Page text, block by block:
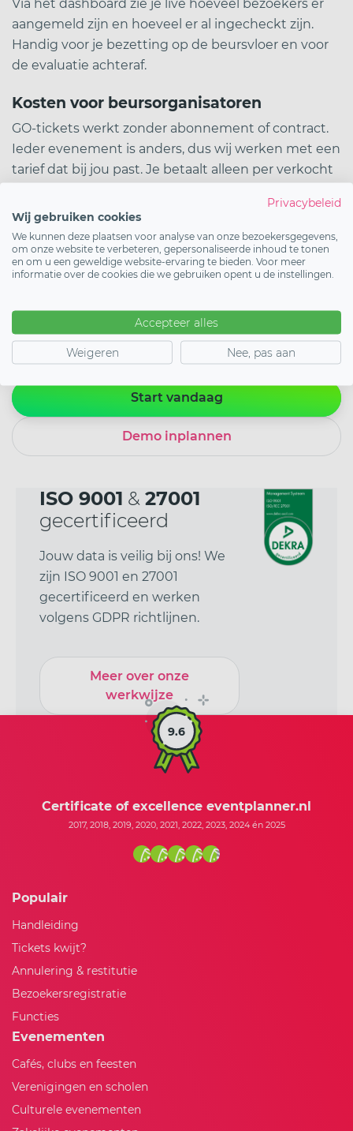
Via het dashboard zie je live hoeveel bezoekers er
aangemeld zijn en hoeveel er al ingecheckt zijn.
Handig voor je bezetting op de beursvloer en voor
de evaluatie achteraf.
Kosten voor beursorganisatoren
GO-tickets werkt zonder abonnement of contract.
Ieder evenement is anders, dus wij werken met een
tarief dat bij jou past. Je betaalt alleen per verkocht
abonnement. Start vandaag vrijblijvend en ontvang
persoonlijk advies van ons team over het tarief dat
het beste aansluit bij jouw situatie.
hier de voorbeeldshop, we laten je graag zien hoe je
binnen een paar minuten live kunt gaan.
Start vandaag
Demo inplannen
ISO 9001 & 27001
gecertificeerd
Jouw data is veilig bij ons! We
zijn ISO 9001 en 27001
gecertificeerd en werken
volgens GDPR richtlijnen.
Meer over onze
werkwijze
9.6
Certificate of excellence eventplanner.nl
2017, 2018, 2019, 2020, 2021, 2022, 2023, 2024 én 2025
Populair
Handleiding
Tickets kwijt?
Annulering & restitutie
Bezoekersregistratie
Functies
Evenementen
Cafés, clubs en feesten
Verenigingen en scholen
Culturele evenementen
Privacybeleid
Wij gebruiken cookies
We kunnen deze plaatsen voor analyse van onze bezoekersgegevens,
om onze website te verbeteren, gepersonaliseerde inhoud te tonen
en om u een geweldige website-ervaring te bieden. Voor meer
informatie over de cookies die we gebruiken opent u de instellingen.
Accepteer alles
Weigeren Nee, pas aan